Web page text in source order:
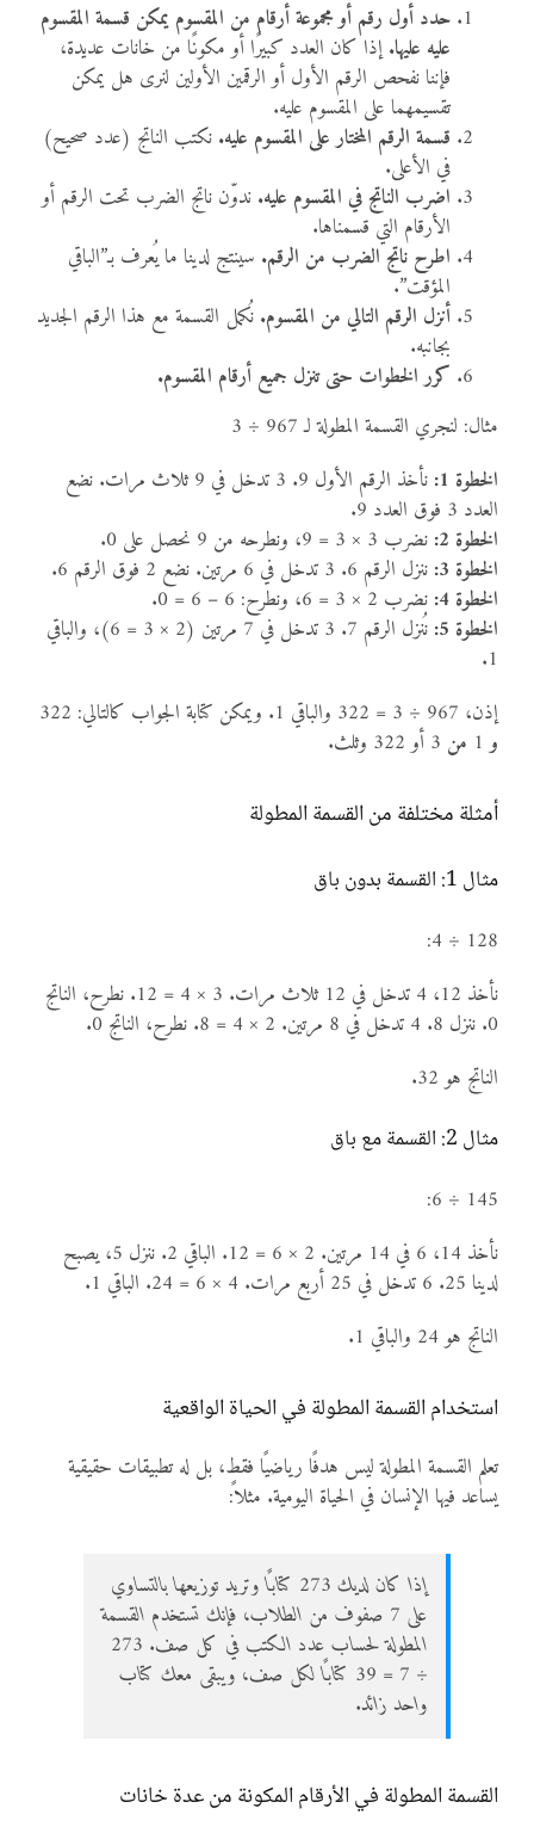
حدد أول رقم أو مجموعة أرقام من المقسوم يمكن قسمة المقسوم
عليه عليها.إذا كان العدد كبيرًا أو مكونًا من خانات عديدة،
فإننا نفحص الرقم الأول أو الرقمين الأولين لنرى هل يمكن
تقسيمهما على المقسوم عليه.
قسمة الرقم المختار على المقسوم عليه. نكتب الناتج (عدد صحيح)
في الأعلى.
اضرب الناتج في المقسوم عليه. ندوّن ناتج الضرب تحت الرقم أو
الأرقام التي قسمناها.
اطرح ناتج الضرب من الرقم. سينتج لدينا ما يُعرف بـ”الباقي
المؤقت”.
أنزل الرقم التالي من المقسوم. نُكمل القسمة مع هذا الرقم الجديد
بجانبه.
كرر الخطوات حتى تنزل جميع أرقام المقسوم.
مثال: لنجري القسمة المطولة لـ 967 ÷ 3
الخطوة 1:
نأخذ الرقم الأول 9. 3 تدخل في 9 ثلاث مرات. نضع
العدد 3 فوق العدد 9.
الخطوة 2:
نضرب 3 × 3 = 9، ونطرحه من 9 نحصل على 0.
الخطوة 3:
ننزل الرقم 6. 3 تدخل في 6 مرتين. نضع 2 فوق الرقم 6.
الخطوة 4:
نضرب 2 × 3 = 6، ونطرح: 6 – 6 = 0.
الخطوة 5:
نُنزل الرقم 7. 3 تدخل في 7 مرتين (2 × 3 = 6)، والباقي
1.
إذن، 967 ÷ 3 = 322 والباقي 1. ويمكن كتابة الجواب كالتالي: 322
و1 من
أمثلة مختلفة من القسمة المطولة
مثال 1: القسمة بدون باق
128 ÷ 4:
نأخذ 12، 4 تدخل في 12 ثلاث مرات. 3 × 4 = 12. نطرح، الناتج
0. ننزل 8. 4 تدخل في 8 مرتين. 2 × 4 = 8. نطرح، الناتج 0.
الناتج هو 32.
مثال 2: القسمة مع باق
145 ÷ 6:
نأخذ 14، 6 في 14 مرتين. 2 × 6 = 12. الباقي 2. ننزل 5، يصبح
لدينا 25. 6 تدخل في 25 أربع مرات. 4 × 6 = 24. الباقي 1.
الناتج هو 24 والباقي 1.
استخدام القسمة المطولة في الحياة الواقعية
تعلم القسمة المطولة ليس هدفًا رياضيًا فقط، بل له تطبيقات حقيقية
يساعد فيها الإنسان في الحياة اليومية. مثلاً:
إذا كان لديك 273 كتابًا وتريد توزيعها بالتساوي
على 7 صفوف من الطلاب، فإنك تستخدم القسمة
المطولة لحساب عدد الكتب في كل صف. 273
÷ 7 = 39 كتابًا لكل صف، ويبقى معك كتاب
واحد زائد.
القسمة المطولة في الأرقام المكونة من عدة خانات